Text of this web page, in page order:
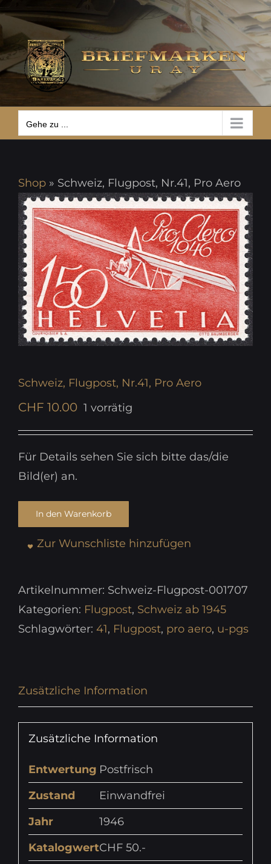
Zum
Inhalt
springen
Gehe zu ...
Gehe zu ...
Shop » Schweiz, Flugpost, Nr.41, Pro Aero
Schweiz, Flugpost, Nr.41, Pro Aero
CHF 10.00 1 vorrätig
Für Details sehen Sie sich bitte das/die
Bild(er) an.
In den Warenkorb
Zur Wunschliste hinzufügen
Artikelnummer: Schweiz-Flugpost-001707
Kategorien: Flugpost, Schweiz ab 1945
Schlagwörter: 41, Flugpost, pro aero, u-pgs
Zusätzliche Information
Zusätzliche Information
Entwertung Postfrisch
Zustand
Einwandfrei
Jahr
1946
KatalogwertCHF 50.-